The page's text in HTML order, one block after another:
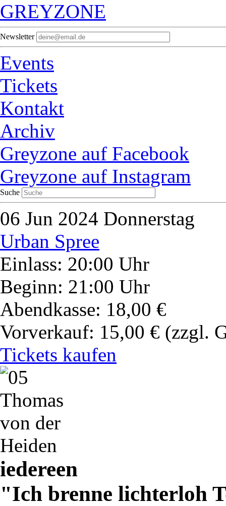
GREYZONE
Newsletter
Events
Tickets
Kontakt
Archiv
Greyzone auf Facebook
Greyzone auf Instagram
Suche
06 Jun 2024 Donnerstag
Urban Spree
Einlass: 20:00 Uhr
Beginn: 21:00 Uhr
Abendkasse: 18,00 €
Vorverkauf: 15,00 € (zzgl.
Tickets kaufen
iedereen
"Ich brenne lichterloh